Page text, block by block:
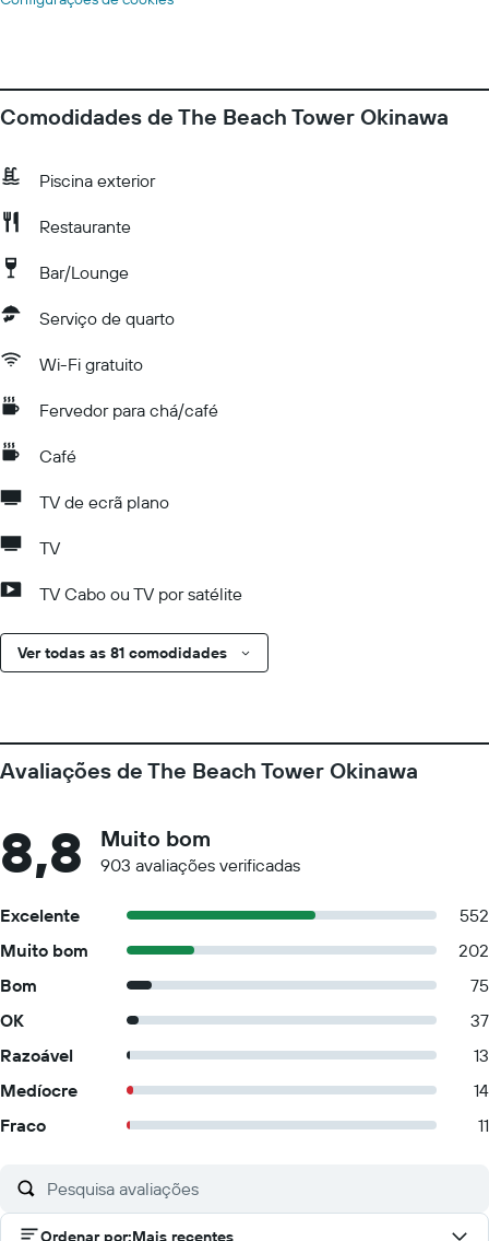
Comodidades de The Beach Tower Okinawa
Piscina exterior
Restaurante
Bar/Lounge
Serviço de quarto
Wi-Fi gratuito
Fervedor para chá/café
Café
TV de ecrã plano
TV
TV Cabo ou TV por satélite
Ver todas as 81 comodidades
Avaliações de The Beach Tower Okinawa
8,8 Muito bom
903 avaliações verificadas
Excelente
552
Muito bom
202
Bom
75
OK
37
Razoável
13
Medíocre
14
Fraco
11
Ordenar por:Mais recentes